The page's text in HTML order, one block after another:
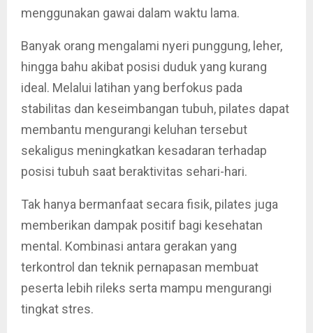
menggunakan gawai dalam waktu lama.
Banyak orang mengalami nyeri punggung, leher,
hingga bahu akibat posisi duduk yang kurang
ideal. Melalui latihan yang berfokus pada
stabilitas dan keseimbangan tubuh, pilates dapat
membantu mengurangi keluhan tersebut
sekaligus meningkatkan kesadaran terhadap
posisi tubuh saat beraktivitas sehari-hari.
Tak hanya bermanfaat secara fisik, pilates juga
memberikan dampak positif bagi kesehatan
mental. Kombinasi antara gerakan yang
terkontrol dan teknik pernapasan membuat
peserta lebih rileks serta mampu mengurangi
tingkat stres.